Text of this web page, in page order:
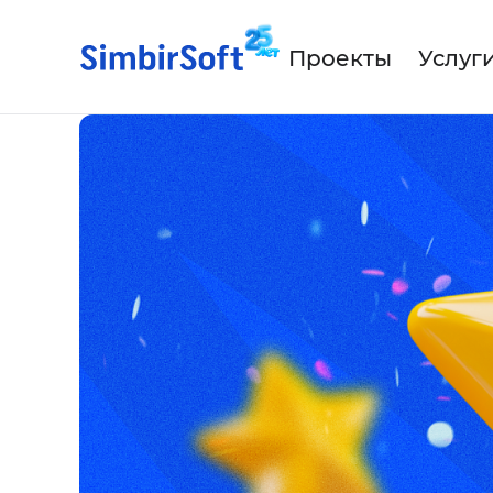
Проекты
Аутстаффинг IT-
IT-аутсорсинг
IT-продукт под ключ
Разработка мобильных
приложений
Искусственный интеллект
Для
Для
Для
О